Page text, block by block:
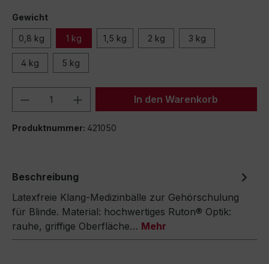
Gewicht
0,8 kg 1 kg 1,5 kg 2 kg 3 kg
4 kg 5 kg
Produkt Anzahl: Gib denIn den Warenkorb
Produktnummer: 421050
Beschreibung
Latexfreie Klang-Medizinbälle zur Gehörschulung
für Blinde. Material: hochwertiges Ruton® Optik:
rauhe, griffige Oberfläche… Mehr